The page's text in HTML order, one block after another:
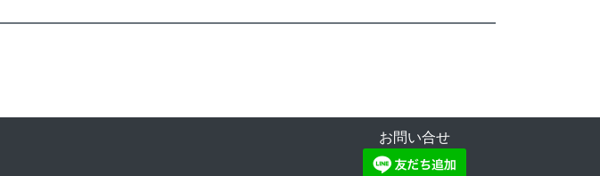
お問い合せ